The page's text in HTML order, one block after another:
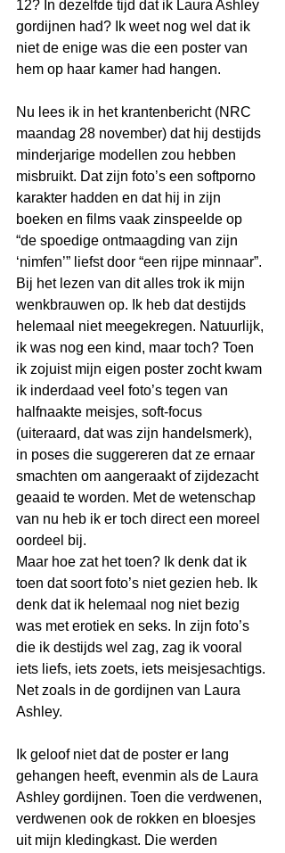
12? In dezelfde tijd dat ik Laura Ashley
gordijnen had? Ik weet nog wel dat ik
niet de enige was die een poster van
hem op haar kamer had hangen.
Nu lees ik in het krantenbericht (NRC
maandag 28 november) dat hij destijds
minderjarige modellen zou hebben
misbruikt. Dat zijn foto’s een softporno
karakter hadden en dat hij in zijn
boeken en films vaak zinspeelde op
“de spoedige ontmaagding van zijn
‘nimfen’” liefst door “een rijpe minnaar”.
Bij het lezen van dit alles trok ik mijn
wenkbrauwen op. Ik heb dat destijds
helemaal niet meegekregen. Natuurlijk,
ik was nog een kind, maar toch? Toen
ik zojuist mijn eigen poster zocht kwam
ik inderdaad veel foto’s tegen van
halfnaakte meisjes, soft-focus
(uiteraard, dat was zijn handelsmerk),
in poses die suggereren dat ze ernaar
smachten om aangeraakt of zijdezacht
geaaid te worden. Met de wetenschap
van nu heb ik er toch direct een moreel
oordeel bij.
Maar hoe zat het toen? Ik denk dat ik
toen dat soort foto’s niet gezien heb. Ik
denk dat ik helemaal nog niet bezig
was met erotiek en seks. In zijn foto’s
die ik destijds wel zag, zag ik vooral
iets liefs, iets zoets, iets meisjesachtigs.
Net zoals in de gordijnen van Laura
Ashley.
Ik geloof niet dat de poster er lang
gehangen heeft, evenmin als de Laura
Ashley gordijnen. Toen die verdwenen,
verdwenen ook de rokken en bloesjes
uit mijn kledingkast. Die werden